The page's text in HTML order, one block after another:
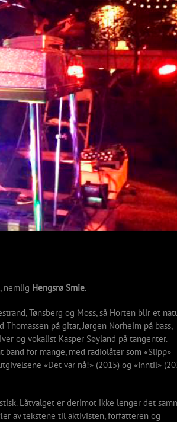
nemlig Hengsrø Smie.
Tønsberg og Moss, så Horten blir et
på gitar, Jørgen Norheim på bass,
og vokalist Kasper Søyland på tangenter.
for mange, med radiolåter som «Slipp»
«Det var nå!» (2015) og «Inntil»
Låtvalget er derimot ikke lenger det
av tekstene til aktivisten, forfatteren og